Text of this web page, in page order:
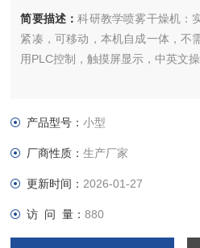
简要描述：科研教学喷雾干燥机：
紧凑，可移动，本机自成一体，不
用PLC控制，触摸屏显示，中英文操
产品型号：小型
厂商性质：生产厂家
更新时间： 2026-01-27
访 问 量：880